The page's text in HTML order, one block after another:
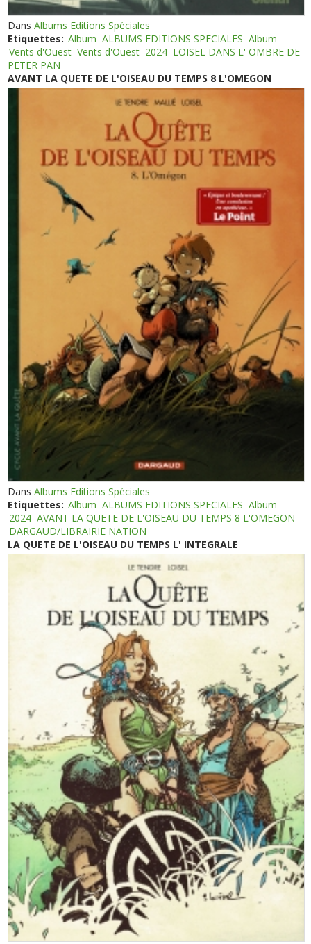
DansAlbums Editions Spéciales
Etiquettes: Album ALBUMS EDITIONS SPECIALES Album
Vents d'Ouest Vents d'Ouest 2024 LOISEL DANS L' OMBRE DE
PETER PAN
AVANT LA QUETE DE L'OISEAU DU TEMPS 8 L'OMEGON
DansAlbums Editions Spéciales
Etiquettes: Album ALBUMS EDITIONS SPECIALES Album
2024 AVANT LA QUETE DE L'OISEAU DU TEMPS 8 L'OMEGON
DARGAUD/LIBRAIRIE NATION
LA QUETE DE L'OISEAU DU TEMPS L' INTEGRALE